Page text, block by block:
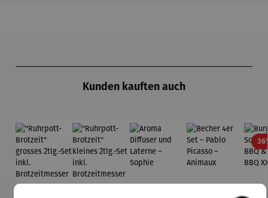
Kunden kauften auch